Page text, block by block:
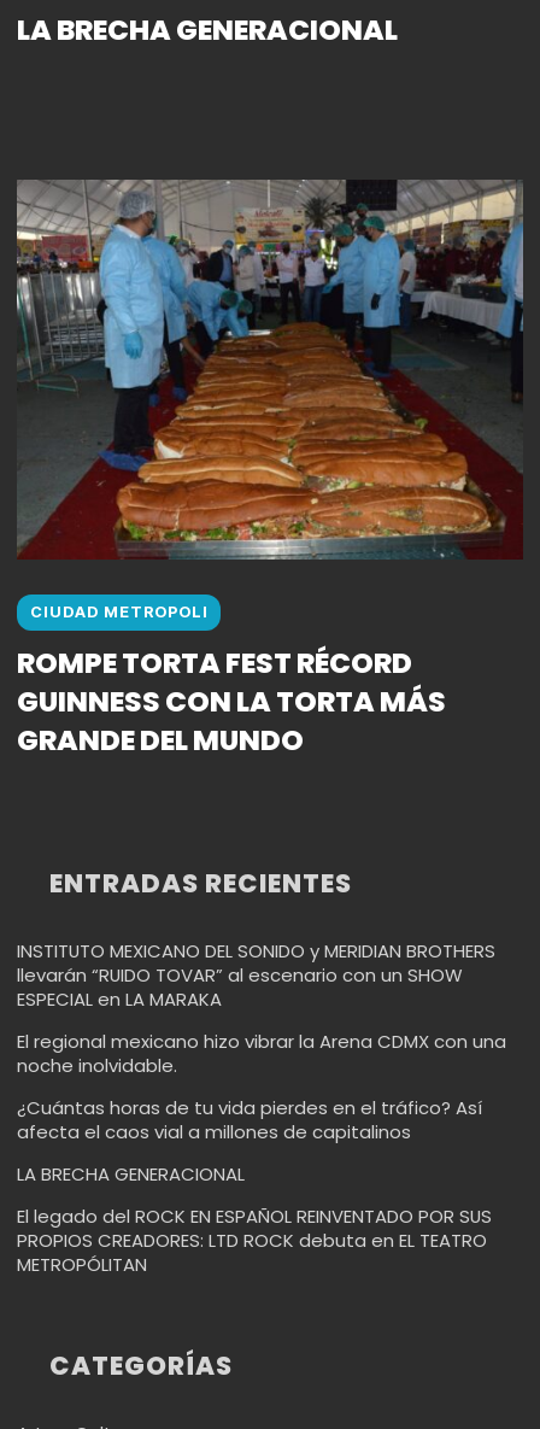
LA BRECHA GENERACIONAL
CIUDAD METROPOLI
ROMPE TORTA FEST RÉCORD
GUINNESS CON LA TORTA MÁS
GRANDE DEL MUNDO
ENTRADAS RECIENTES
INSTITUTO MEXICANO DEL SONIDO y MERIDIAN BROTHERS
llevarán “RUIDO TOVAR” al escenario con un SHOW
ESPECIAL en LA MARAKA
El regional mexicano hizo vibrar la Arena CDMX con una
noche inolvidable.
¿Cuántas horas de tu vida pierdes en el tráfico? Así
afecta el caos vial a millones de capitalinos
LA BRECHA GENERACIONAL
El legado del ROCK EN ESPAÑOL REINVENTADO POR SUS
PROPIOS CREADORES: LTD ROCK debuta en EL TEATRO
METROPÓLITAN
CATEGORÍAS